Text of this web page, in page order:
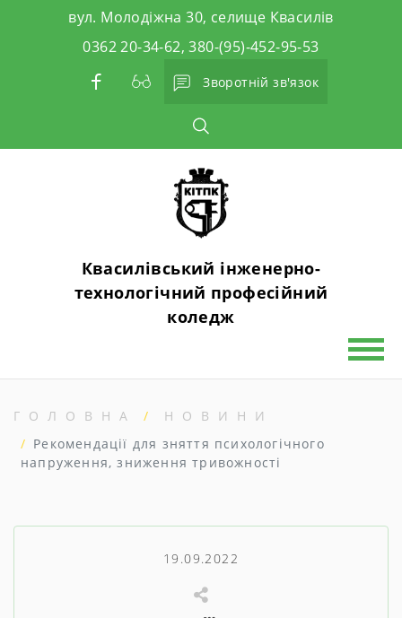
вул. Молодіжна 30, селище Квасилів
0362 20-34-62, 380-(95)-452-95-53
Зворотній зв'язок
Квасилівський інженерно-
технологічний професійний
коледж
ГОЛОВНА
НОВИНИ
Рекомендації для зняття психологічного
напруження, зниження тривожності
19.09.2022